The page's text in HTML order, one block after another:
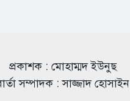
প্রকাশক : মোহাম্মদ ইউনুছ
সম্পাদক : সাজ্জাদ হোসাইন